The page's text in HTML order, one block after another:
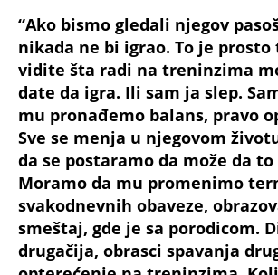
“Ako bismo gledali njegov
nikada ne bi igrao. To je prosto
vidite šta radi na treninzima
date da igra. Ili sam ja slep.
mu pronađemo balans, pravo
Sve se menja u njegovom
da se postaramo da može da
Moramo da mu promenimo
svakodnevnih obaveze,
smeštaj, gde je sa porodicom.
drugačija, obrasci spavanja